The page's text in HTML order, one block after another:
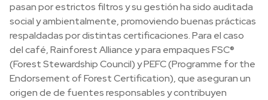
pasan por estrictos filtros y su gestión ha sido auditada
social y ambientalmente, promoviendo buenas prácticas
respaldadas por distintas certificaciones. Para el caso
del café, Rainforest Alliance y para empaques FSC®
(Forest Stewardship Council) y PEFC (Programme for the
Endorsement of Forest Certification), que aseguran un
origen de de fuentes responsables y contribuyen